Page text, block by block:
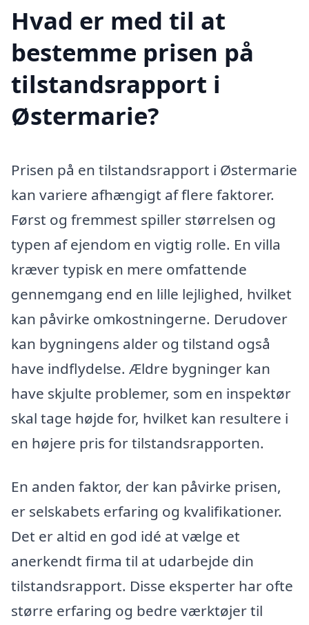
Hvad er med til at
bestemme prisen på
tilstandsrapport i
Østermarie?
Prisen på en tilstandsrapport i Østermarie
kan variere afhængigt af flere faktorer.
Først og fremmest spiller størrelsen og
typen af ejendom en vigtig rolle. En villa
kræver typisk en mere omfattende
gennemgang end en lille lejlighed, hvilket
kan påvirke omkostningerne. Derudover
kan bygningens alder og tilstand også
have indflydelse. Ældre bygninger kan
have skjulte problemer, som en inspektør
skal tage højde for, hvilket kan resultere i
en højere pris for tilstandsrapporten.
En anden faktor, der kan påvirke prisen,
er selskabets erfaring og kvalifikationer.
Det er altid en god idé at vælge et
anerkendt firma til at udarbejde din
tilstandsrapport. Disse eksperter har ofte
større erfaring og bedre værktøjer til